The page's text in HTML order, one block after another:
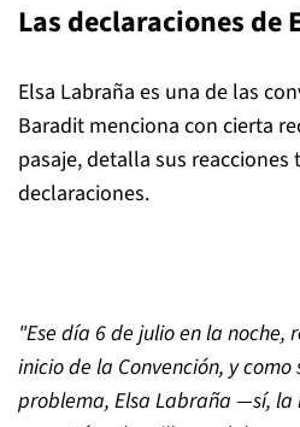
Las declaraciones de
Elsa Labraña es una de las
Baradit menciona con cierta
pasaje, detalla sus reacciones
declaraciones.
"Ese día 6 de julio en la noche,
inicio de la Convención, y
problema, Elsa Labraña —sí,